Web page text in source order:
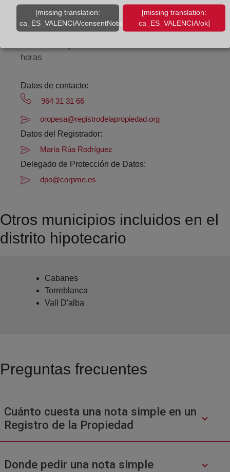
De lunes a viernes de 09:00 a 17:00 horas
Agosto: De lunes a viernes de 09:00 a 14:00 horas
horas
Datos de contacto:
964 31 31 66
oropesa@registrodelapropiedad.org
Datos del Registrador:
María Rúa Rodríguez
Delegado de Protección de Datos:
dpo@corpme.es
Otros municipios incluidos en el
distrito hipotecario
Cabanes
Torreblanca
Vall D'alba
Preguntas frecuentes
Cuánto cuesta una nota simple en un
Registro de la Propiedad
Donde pedir una nota simple
[missing translation:
ca_ES_VALENCIA/consentNotice/learnMore]
[missing translation:
ca_ES_VALENCIA/ok]